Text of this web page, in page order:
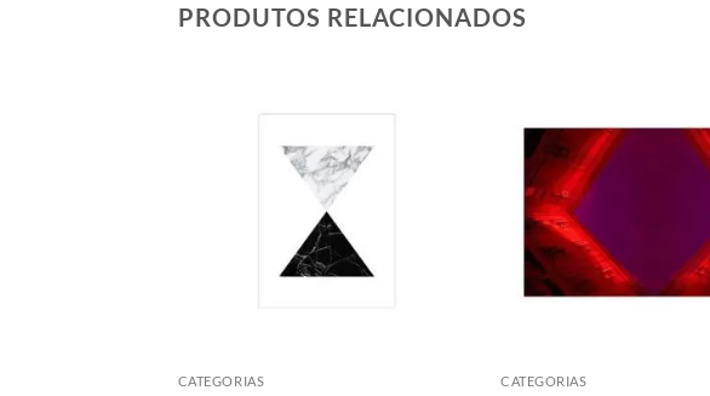
PRODUTOS RELACIONADOS
CATEGORIAS CATEGORIAS